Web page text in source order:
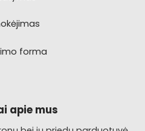
forma
apie mus